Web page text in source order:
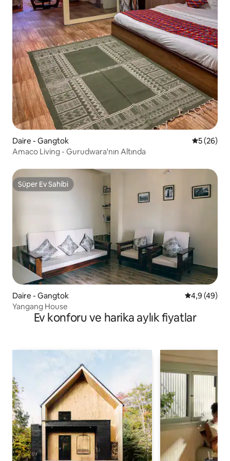
Daire - Gangtok 55 (26)
Amaco Living - Gurudwara'nın Altında
Süper Ev Sahibi
Süper Ev Sahibi
Daire - Gangtok 5 üzerinden
4,9 (49)
Yangang House
Ev konforu ve harika aylık fiyatlar